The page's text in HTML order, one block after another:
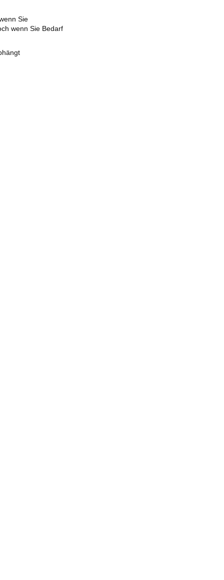
Sie
wenn Sie Bedarf